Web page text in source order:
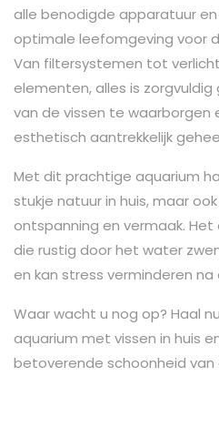
alle benodigde apparatuur
optimale leefomgeving voor
Van filtersystemen tot
elementen, alles is
van de vissen te waarborgen
esthetisch aantrekkelijk
Met dit prachtige aquarium
stukje natuur in huis, maar
ontspanning en vermaak.
die rustig door het water
en kan stress verminderen na
Waar wacht u nog op? Haal
aquarium met vissen in huis
betoverende schoonheid